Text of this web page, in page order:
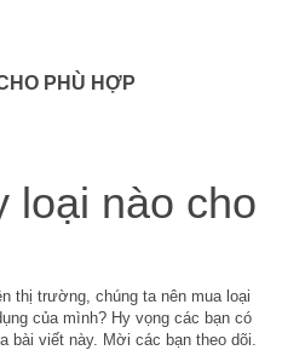
PHÙ HỢP
thị trường, chúng ta nên mua loại
của mình? Hy vọng các bạn có
viết này. Mời các bạn theo dõi.